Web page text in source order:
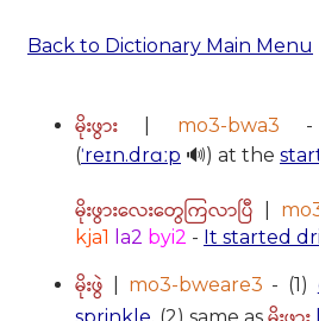
Back to Dictionary Main Menu
မိုးဖွား mo3-bwa3
(ˈreɪn.drɑːp 🔊) at the
မိုးဖွားလေးတွေကြလာပြီ
kja1 la2 byi2 - It started
မိုးဖွဲ mo3-bweare3 - (1)